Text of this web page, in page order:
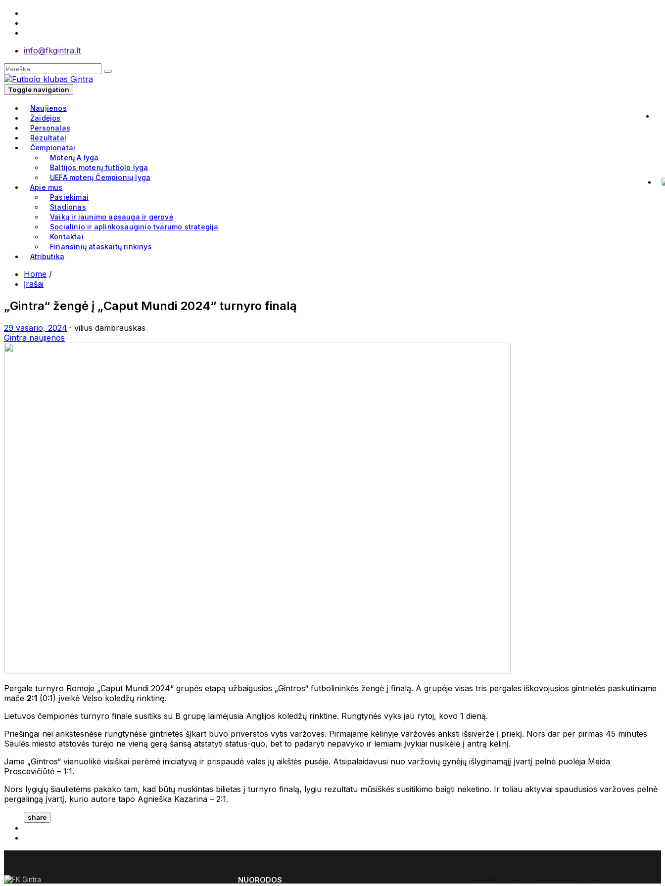
info@fkgintra.lt
Toggle navigation
Naujienos
Žaidėjos
Personalas
Rezultatai
Čempionatai
Moterų A lyga
Baltijos moterų futbolo lyga
UEFA moterų Čempionių lyga
Apie mus
Pasiekimai
Stadionas
Vaikų ir jaunimo apsauga ir gerovė
Socialinio ir aplinkosauginio tvarumo strategija
Kontaktai
Finansinių ataskaitų rinkinys
Atributika
Home /
Įrašai
„Gintra“ žengė į „Caput Mundi 2024“ turnyro finalą
29 vasario, 2024 · vilius dambrauskas
Gintra naujienos
Pergale turnyro Romoje „Caput Mundi 2024“ grupės etapą užbaigusios „Gintros“ futbolininkės žengė į finalą. A grupėje visas tris pergales iškovojusios gintrietės paskutiniame
mače 2:1 (0:1) įveikė Velso koledžų rinktinę.
Lietuvos čempionės turnyro finale susitiks su B grupę laimėjusia Anglijos koledžų rinktine. Rungtynės vyks jau rytoj, kovo 1 dieną.
Priešingai nei ankstesnėse rungtynėse gintrietės šįkart buvo priverstos vytis varžoves. Pirmajame kėlinyje varžovės anksti išsiveržė į priekį. Nors dar per pirmas 45 minutes
Saulės miesto atstovės turėjo ne vieną gerą šansą atstatyti status-quo, bet to padaryti nepavyko ir lemiami įvykiai nusikėlė į antrą kėlinį.
Jame „Gintros“ vienuolikė visiškai perėmė iniciatyvą ir prispaudė vales jų aikštės pusėje. Atsipalaidavusi nuo varžovių gynėjų išlyginamąjį įvartį pelnė puolėja Meida
Proscevičiūtė – 1:1.
Nors lygiųjų šiaulietėms pakako tam, kad būtų nuskintas bilietas į turnyro finalą, lygiu rezultatu mūsiškės susitikimo baigti neketino. Ir toliau aktyviai spaudusios varžoves pelnė
pergalingą įvartį, kurio autore tapo Agnieška Kazarina – 2:1.
share
NUORODOS